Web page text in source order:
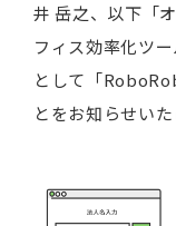
井 岳之、以下「
フィス効率化ツ
として「
とをお知らせいた